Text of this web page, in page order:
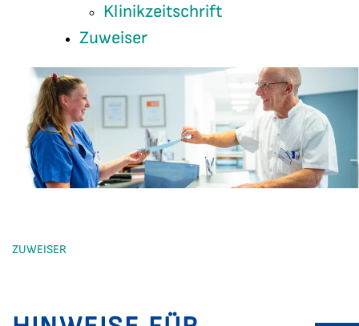
Klinikzeitschrift
Zuweiser
ZUWEISER